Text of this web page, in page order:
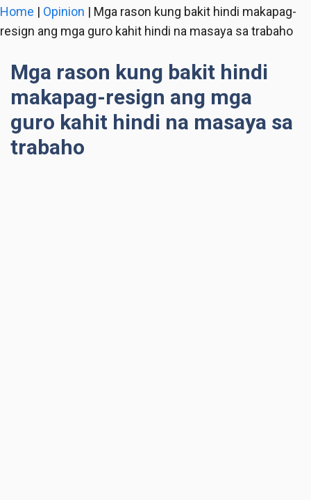
Home | Opinion | Mga rason kung bakit hindi makapag-
resign ang mga guro kahit hindi na masaya sa trabaho
Mga rason kung bakit hindi
makapag-resign ang mga
guro kahit hindi na masaya sa
trabaho